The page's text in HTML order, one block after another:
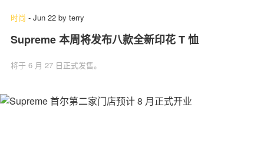
时尚 - Jun 22 by terry
Supreme 本周将发布八款全新印花 T 恤
将于 6 月 27 日正式发售。